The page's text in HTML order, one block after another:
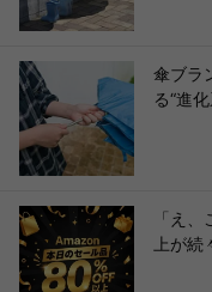
傘ブラ
る“進
「え
上が続